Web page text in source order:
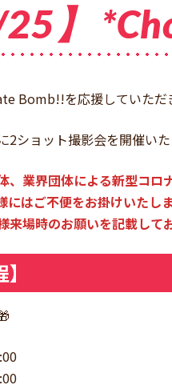
25】
Bomb!!を応援していただ
2ショット撮影会を開催いた
、業界団体による新型コ
にはご不便をお掛けいた
来場時のお願いを記載し